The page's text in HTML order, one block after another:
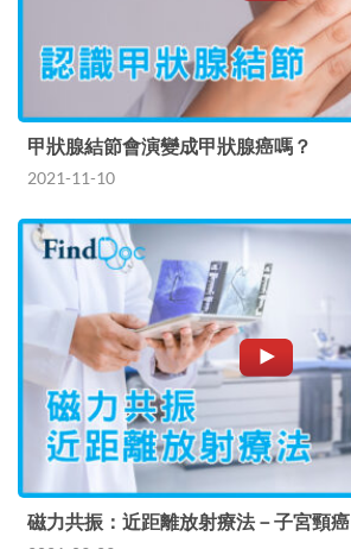
甲狀腺結節會演變成甲狀腺癌嗎？
2021-11-10
磁力共振：近距離放射療法－子宮頸癌